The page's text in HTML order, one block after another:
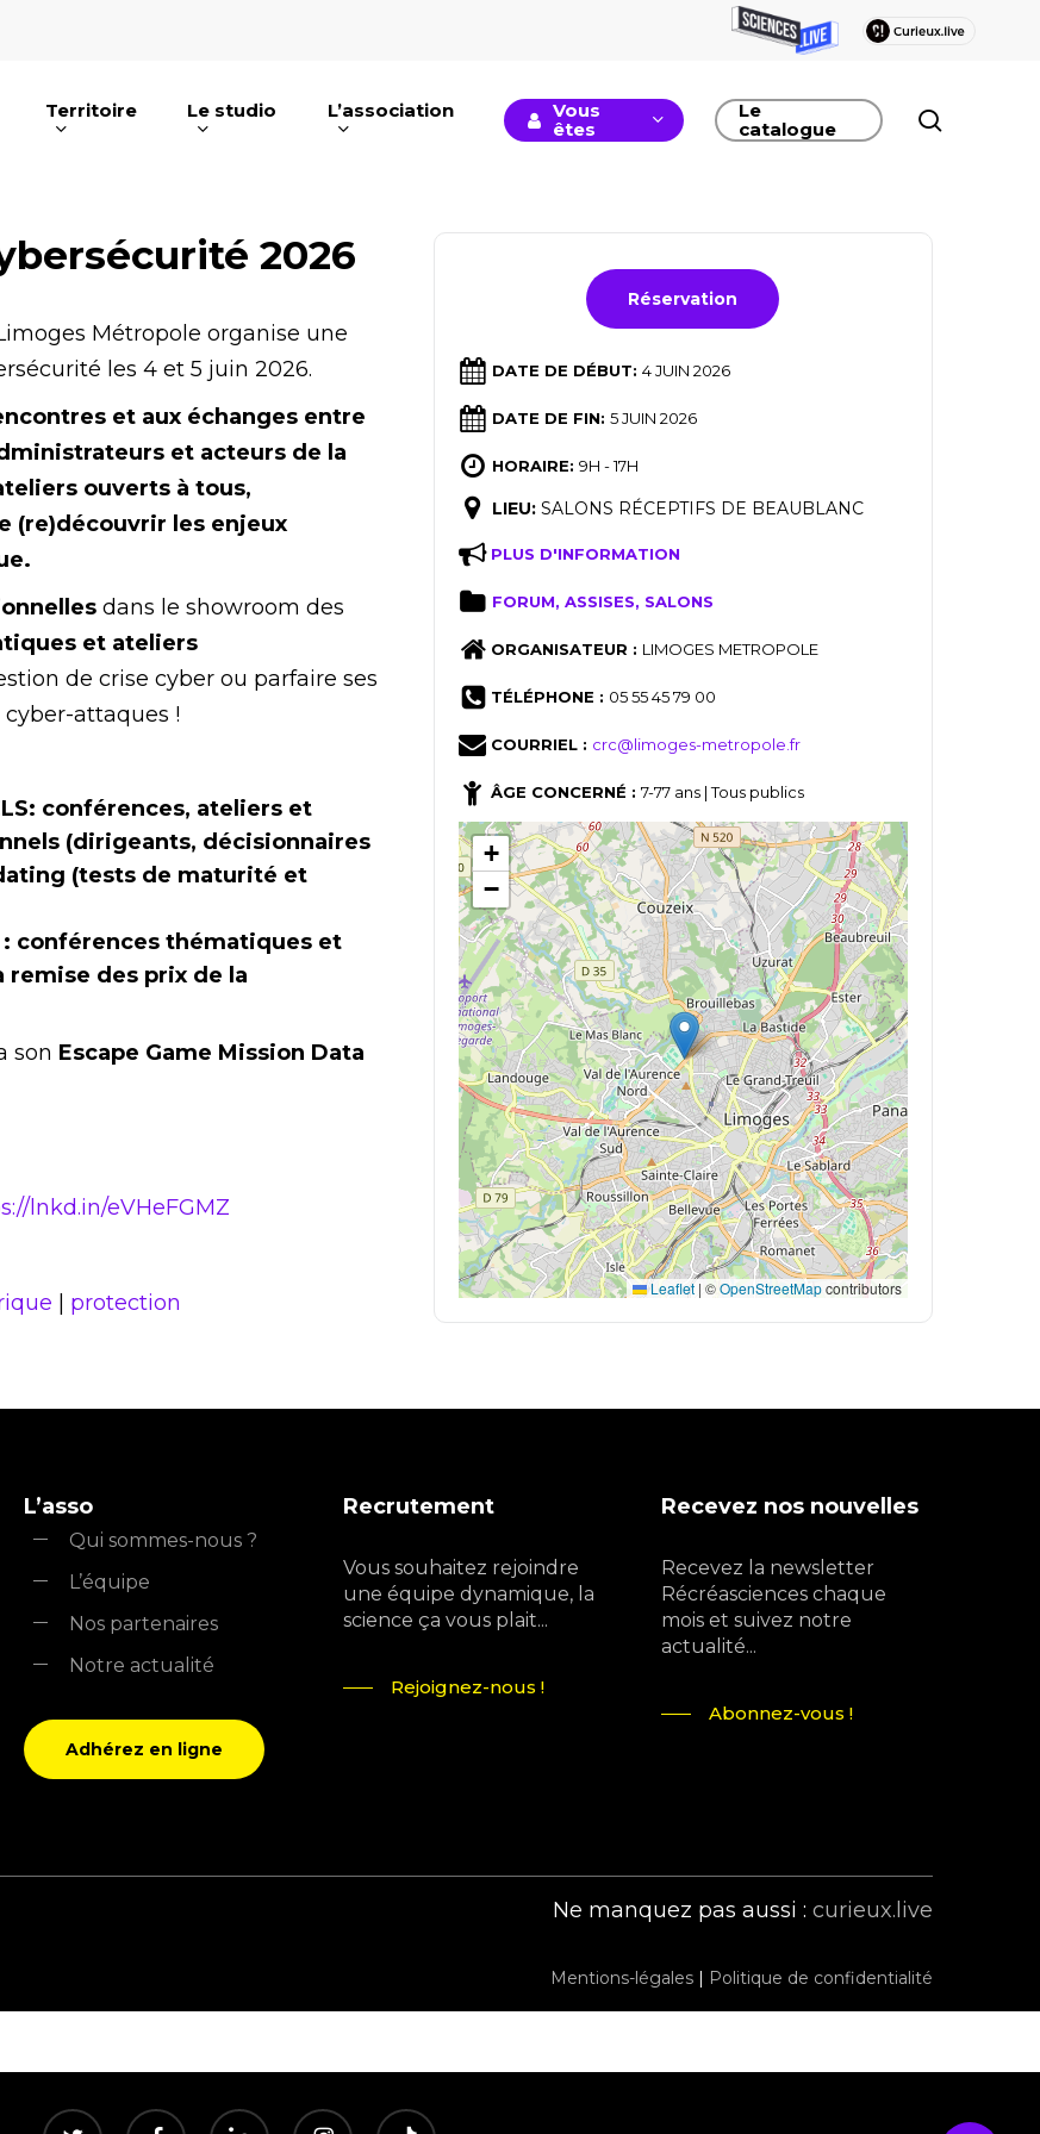
Territoire Le studio L’association
Vous
êtes
Le
catalogue
Réservation
DATE DE DÉBUT: 4 JUIN 2026
DATE DE FIN: 5 JUIN 2026
HORAIRE: 9H - 17H
LIEU: SALONS RÉCEPTIFS DE BEAUBLANC
PLUS D'INFORMATION
FORUM, ASSISES, SALONS
ORGANISATEUR : LIMOGES METROPOLE
TÉLÉPHONE : 05 55 45 79 00
COURRIEL : crc@limoges-metropole.fr
ÂGE CONCERNÉ : 7-77 ans | Tous publics
+
−
Leaflet | ©OpenStreetMapcontributors
2026
Métropole organise une
les 4 et 5 juin 2026.
et aux échanges entre
et acteurs de la
ouverts à tous,
(re)découvrir les enjeux
dans le showroom des
et ateliers
de crise cyber ou parfaire ses
attaques !
: conférences, ateliers et
(dirigeants, décisionnaires
(tests de maturité et
conférences thématiques et
remise des prix de la
son Escape Game Mission Data
lnkd.in/eVHeFGMZ
protection
L’asso
Qui sommes-nous ?
L’équipe
Nos partenaires
Notre actualité
Adhérez en ligne
Recrutement
Vous souhaitez rejoindre
une équipe dynamique, la
science ça vous plait...
Rejoignez-nous !
Recevez nos nouvelles
Recevez la newsletter
Récréasciences chaque
mois et suivez notre
actualité...
Abonnez-vous !
Ne manquez pas aussi : curieux.live
Mentions-légales | Politique de confidentialité
twitter facebook linkedin instagram tiktok